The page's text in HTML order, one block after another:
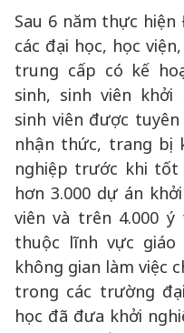
Sau 6 năm thực hiện
các đại học, học
trung cấp có kế
sinh, sinh viên khởi
sinh viên được
nhận thức, trang bị
nghiệp trước khi
hơn 3.000 dự án
viên và trên 4.000
thuộc lĩnh vực giáo
không gian làm việc
trong các trường
học đã đưa khởi